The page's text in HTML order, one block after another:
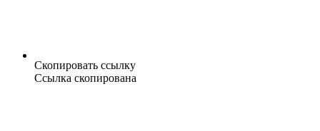
Скопировать ссылку
Ссылка скопирована